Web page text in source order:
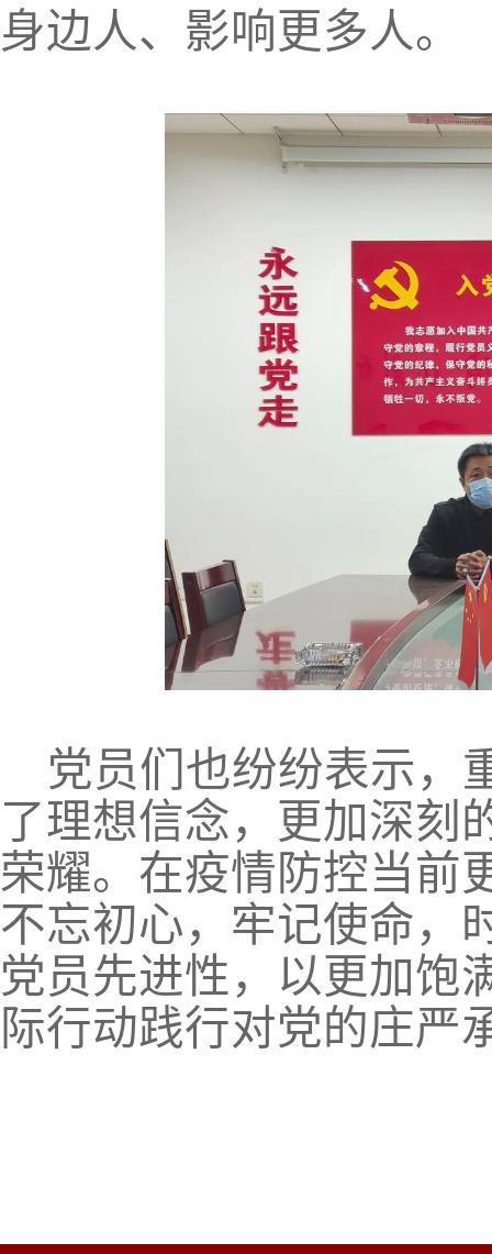
身边人、影响更多人。
党员们也纷纷表示，
了理想信念，更加深刻
荣耀。在疫情防控当前
不忘初心，牢记使命，
党员先进性，以更加饱
际行动践行对党的庄严